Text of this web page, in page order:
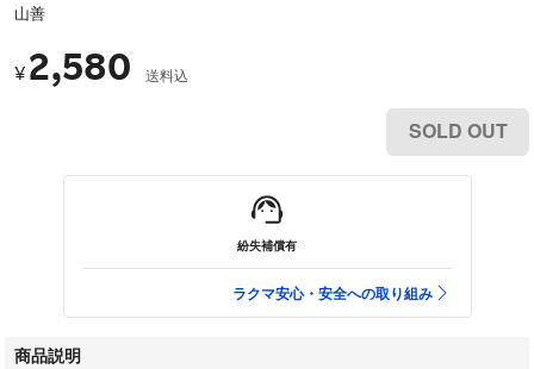
山善
¥ 2,580 送料込
SOLD OUT
紛失補償有
ラクマ安心・安全への取り組み
商品説明